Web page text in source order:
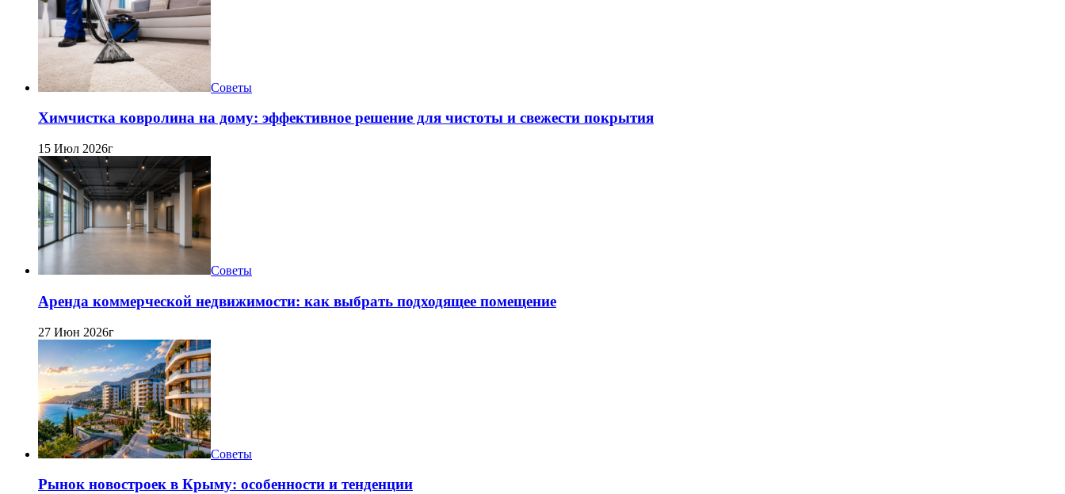
Советы
Химчистка ковролина на дому: эффективное решение для чистоты и свежести покрытия
15 Июл 2026г
Советы
Аренда коммерческой недвижимости: как выбрать подходящее помещение
27 Июн 2026г
Советы
Рынок новостроек в Крыму: особенности и тенденции